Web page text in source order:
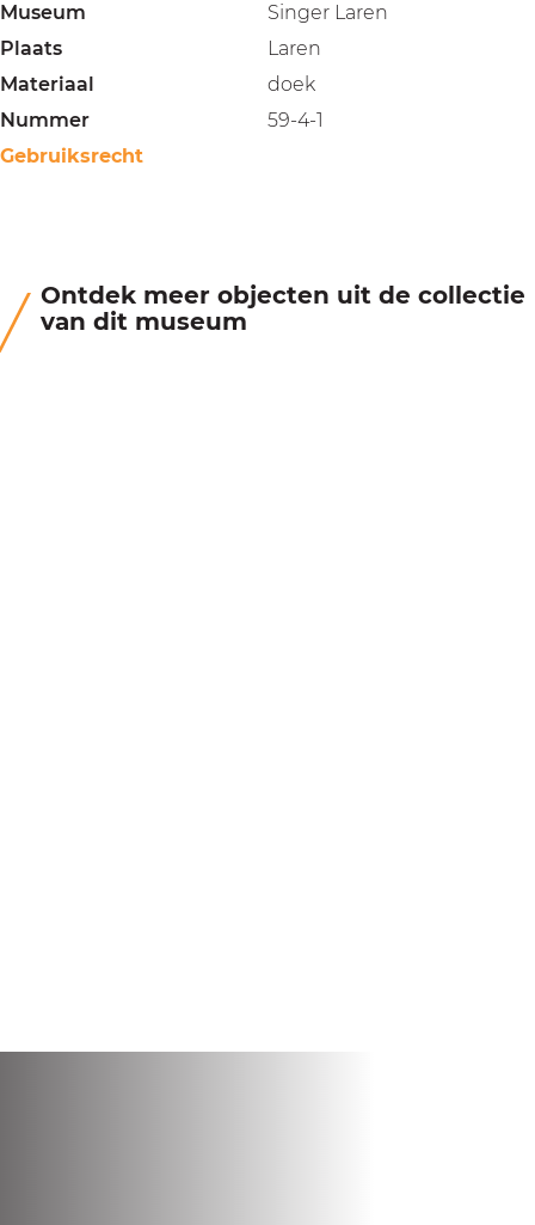
Museum
Singer Laren
Plaats
Laren
Materiaal
doek
Nummer
59-4-1
Gebruiksrecht
Ontdek meer objecten uit de collectie
van dit museum